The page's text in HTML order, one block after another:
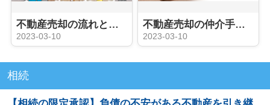
不動産売却の流れとは？媒介契約・売却活動・売却期間についても解説
2023-03-10
不動産売却の仲介手数料とは？
2023-03-10
相続